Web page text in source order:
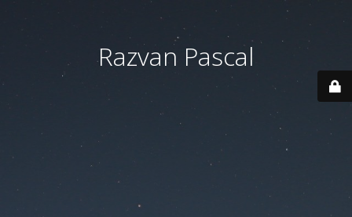
Razvan Pascal